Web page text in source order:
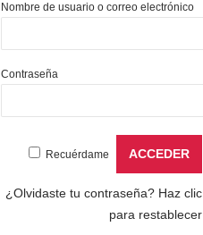
Nombre de usuario o correo electrónico
Contraseña
Recuérdame
¿Olvidaste tu contraseña? Haz clic
para restablecer